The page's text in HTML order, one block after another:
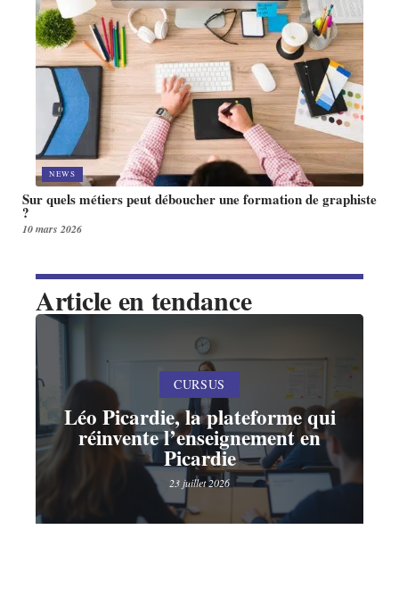
NEWS
Sur quels métiers peut déboucher une formation de graphiste
?
10 mars 2026
Article en tendance
CURSUS
Léo Picardie, la plateforme qui
réinvente l’enseignement en
Picardie
23 juillet 2026